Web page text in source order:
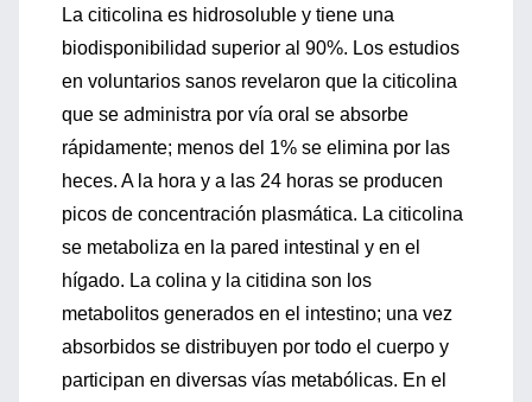
La citicolina es hidrosoluble y tiene una
biodisponibilidad superior al 90%. Los estudios
en voluntarios sanos revelaron que la citicolina
que se administra por vía oral se absorbe
rápidamente; menos del 1% se elimina por las
heces. A la hora y a las 24 horas se producen
picos de concentración plasmática. La citicolina
se metaboliza en la pared intestinal y en el
hígado. La colina y la citidina son los
metabolitos generados en el intestino; una vez
absorbidos se distribuyen por todo el cuerpo y
participan en diversas vías metabólicas. En el